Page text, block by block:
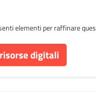
elementi per raffinare
digitali